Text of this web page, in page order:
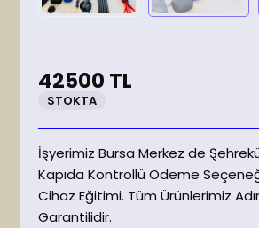
42500 TL
STOKTA
İşyerimiz Bursa Merkez de
Kapıda Kontrollü Ödeme
Cihaz Eğitimi. Tüm Ürünlerimiz
Garantilidir.